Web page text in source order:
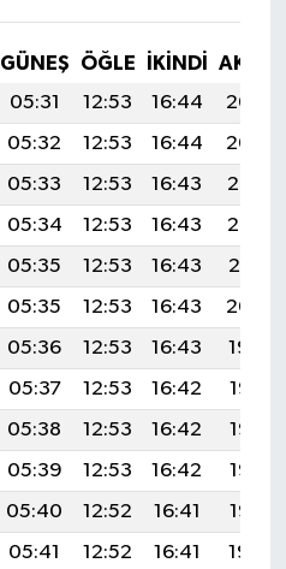
GÜNEŞ ÖĞLE İKINDI
05:31 12:53 16:44
20:04
05:32 12:53 16:44
20:04
05:33 12:53 16:43
20:03
05:34 12:53 16:43
20:02
05:35 12:53 16:43
20:01
05:35 12:53 16:43
20:00
05:36 12:53 16:43
19:59
05:37 12:53 16:42
19:58
05:38 12:53 16:42
19:57
05:39 12:53 16:42
19:56
05:40 12:52 16:41
19:55
05:41 12:52 16:41
19:54